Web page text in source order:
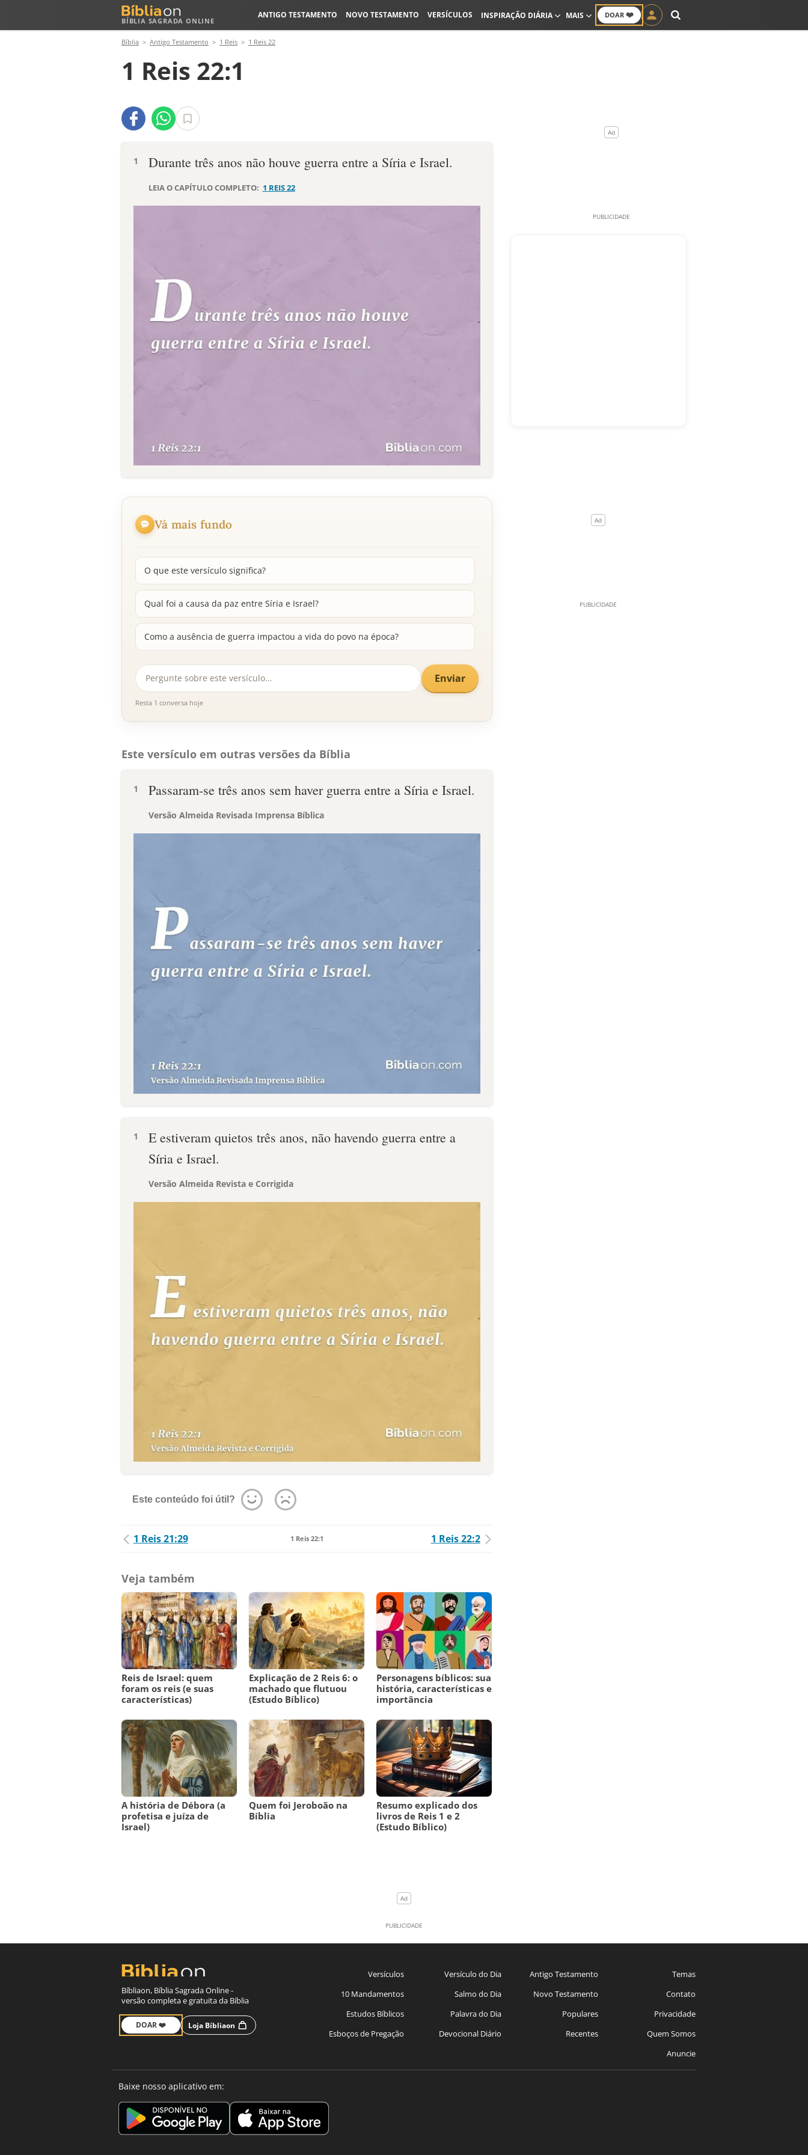
BÍBLIA SAGRADA ONLINE
DOAR ❤️
ANTIGO TESTAMENTO NOVO TESTAMENTO VERSÍCULOS INSPIRAÇÃO DIÁRIA MAIS
Bíblia Antigo Testamento 1 Reis 1 Reis 22
1 Reis 22:1
1 Durante três anos não houve guerra entre a Síria e Israel.
LEIA O CAPÍTULO COMPLETO: 1 REIS 22
Vá mais fundo
O que este versículo significa?
Qual foi a causa da paz entre Síria e Israel?
Como a ausência de guerra impactou a vida do povo na época?
Enviar
Resta 1 conversa hoje
Este versículo em outras versões da Bíblia
1 Passaram-se três anos sem haver guerra entre a Síria e Israel.
Versão Almeida Revisada Imprensa Bíblica
1
E estiveram quietos três anos, não havendo guerra entre a
Síria e Israel.
Versão Almeida Revista e Corrigida
Este conteúdo foi útil?
1 Reis 21:29 1 Reis 22:1 1 Reis 22:2
Veja também
Reis de Israel: quem
foram os reis (e suas
características)
Explicação de 2 Reis 6: o
machado que flutuou
(Estudo Bíblico)
Personagens bíblicos: sua
história, características e
importância
A história de Débora (a
profetisa e juíza de
Israel)
Quem foi Jeroboão na
Bíblia
Resumo explicado dos
livros de Reis 1 e 2
(Estudo Bíblico)
Bíbliaon, Bíblia Sagrada Online -
versão completa e gratuita da Bíblia
DOAR ❤️ Loja Bíbliaon
Versículos
10 Mandamentos
Estudos Bíblicos
Esboços de Pregação
Versículo do Dia
Salmo do Dia
Palavra do Dia
Devocional Diário
Antigo Testamento
Novo Testamento
Populares
Recentes
Temas
Contato
Privacidade
Quem Somos
Anuncie
Baixe nosso aplicativo em: